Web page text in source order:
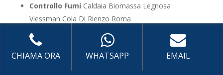
Controllo Fumi Caldaia Biomassa Legnosa
Viessman Cola Di Rienzo Roma
Bollino Blu
Caldaia Biomassa Legnosa Viessman
Cola Di Rienzo Roma
VenditaCaldaia Biomassa Legnosa Viessman Cola
Di Rienzo Roma
CHIAMA ORA WHATSAPP EMAIL